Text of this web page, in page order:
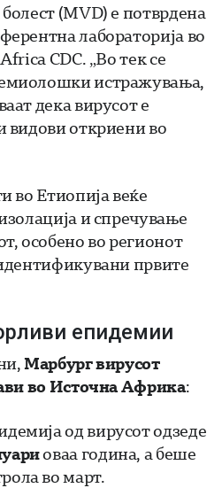
(MVD) е потврдена
лабораторија во
CDC. „Во тек се
истражувања,
дека вирусот е
видови откриени во
во Етиопија веќе
и спречување
особено во регионот
првите
епидемии
Марбург вирусот
во Источна Африка:
од вирусот одзеде
оваа година, а беше
во март.